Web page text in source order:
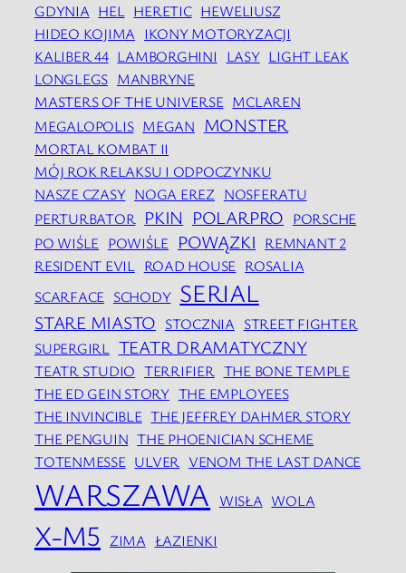
GDYNIA HEL HERETIC HEWELIUSZ
HIDEO KOJIMA IKONY MOTORYZACJI
KALIBER 44 LAMBORGHINI LASY LIGHT LEAK
LONGLEGS MANBRYNE
MASTERS OF THE UNIVERSE MCLAREN
MEGALOPOLIS MEGAN MONSTER
MORTAL KOMBAT II
MÓJ ROK RELAKSU I ODPOCZYNKU
NASZE CZASY NOGA EREZ NOSFERATU
PERTURBATOR PKIN POLARPRO PORSCHE
PO WIŚLE POWIŚLE POWĄZKI REMNANT 2
RESIDENT EVIL ROAD HOUSE ROSALIA
SCARFACE SCHODY SERIAL
STARE MIASTO STOCZNIA STREET FIGHTER
SUPERGIRL TEATR DRAMATYCZNY
TEATR STUDIO TERRIFIER THE BONE TEMPLE
THE ED GEIN STORY THE EMPLOYEES
THE INVINCIBLE THE JEFFREY DAHMER STORY
THE PENGUIN THE PHOENICIAN SCHEME
TOTENMESSE ULVER VENOM THE LAST DANCE
WARSZAWA WISŁA WOLA
X-M5 ZIMA ŁAZIENKI